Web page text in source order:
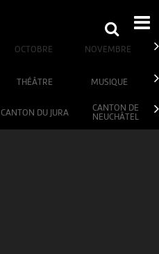
OCTOBRE NOVEMBRE
THÉÂTRE MUSIQUE
CANTON DU JURA
CANTON DE
NEUCHÂTEL